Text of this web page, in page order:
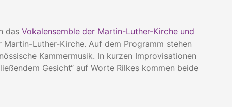
dasVokalensemble der Martin-Luther-Kirche und
Martin-Luther-Kirche. Auf dem Programm stehen
Kammermusik. In kurzen Improvisationen
Gesicht“ auf Worte Rilkes kommen beide